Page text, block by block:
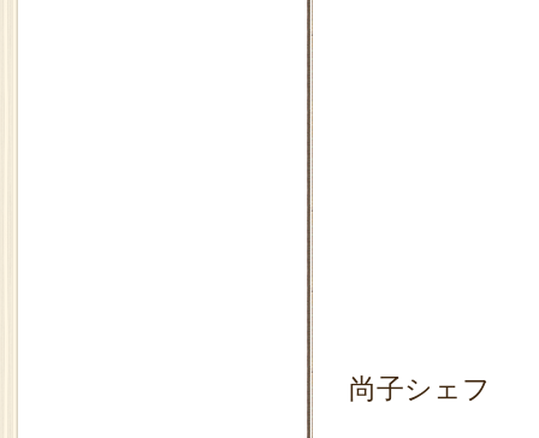
尚子シェフ